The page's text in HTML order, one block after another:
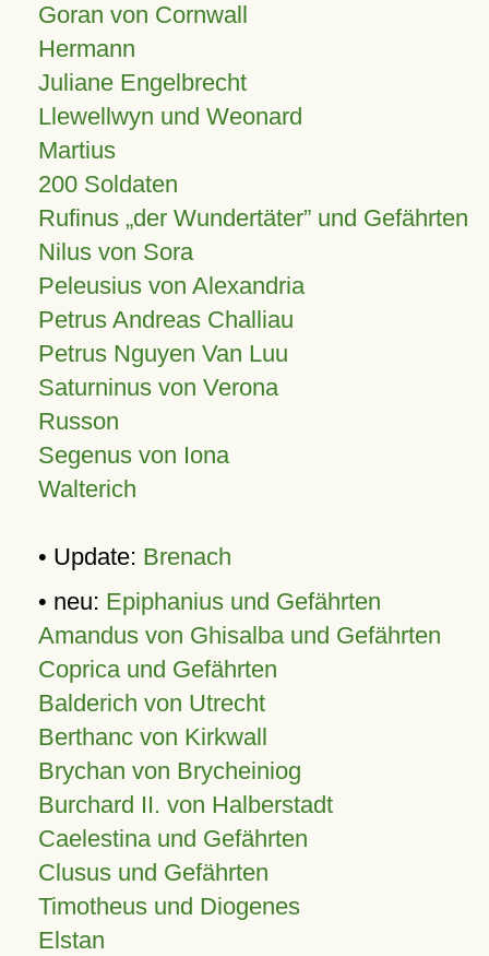
Goran von Cornwall
Hermann
Juliane Engelbrecht
Llewellwyn und Weonard
Martius
200 Soldaten
Rufinus „der Wundertäter” und Gefährten
Nilus von Sora
Peleusius von Alexandria
Petrus Andreas Challiau
Petrus Nguyen Van Luu
Saturninus von Verona
Russon
Segenus von Iona
Walterich
• Update: Brenach
• neu: Epiphanius und Gefährten
Amandus von Ghisalba und Gefährten
Coprica und Gefährten
Balderich von Utrecht
Berthanc von Kirkwall
Brychan von Brycheiniog
Burchard II. von Halberstadt
Caelestina und Gefährten
Clusus und Gefährten
Timotheus und Diogenes
Elstan